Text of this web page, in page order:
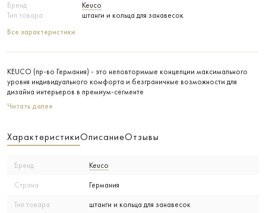
Бренд
Keuco
Тип товара
штанги и кольца для занавесок
Все характеристики
KEUCO (пр-во Германия) - это неповторимые концепции максимального
уровня индивидуального комфорта и безграничные возможности для
дизайна интерьеров в премиум-сегменте
Читать далее
ХарактеристикиОписаниеОтзывы
Бренд Keuco
Страна Германия
Тип товара штанги и кольца для занавесок